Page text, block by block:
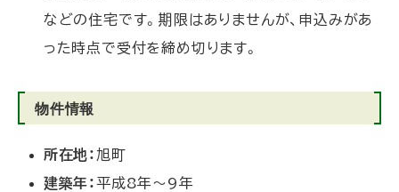
などの住宅です。期限はありませんが、申込みがあ
った時点で受付を締め切ります。
物件情報
所在地： 旭町
建築年：平成8年～9年